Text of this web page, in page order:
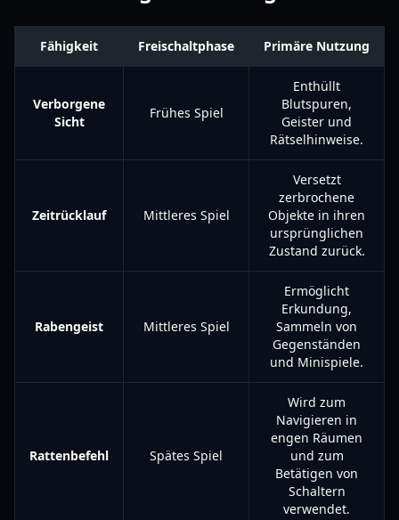
Fähigkeit Freischaltphase Primäre Nutzung
Verborgene
Sicht
Frühes Spiel
Enthüllt
Blutspuren,
Geister und
Rätselhinweise.
Zeitrücklauf Mittleres Spiel
Versetzt
zerbrochene
Objekte in ihren
ursprünglichen
Zustand zurück.
Rabengeist Mittleres Spiel
Ermöglicht
Erkundung,
Sammeln von
Gegenständen
und Minispiele.
Rattenbefehl Spätes Spiel
Wird zum
Navigieren in
engen Räumen
und zum
Betätigen von
Schaltern
verwendet.